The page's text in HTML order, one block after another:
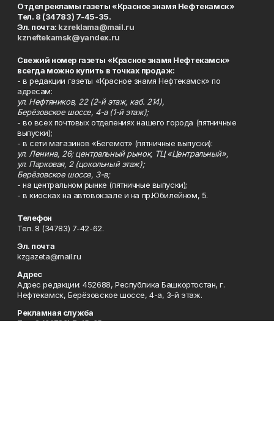
Отдел рекламы газеты «Красное знамя Нефтекамск»
Тел. 8 (34783) 7-45-35.
Эл. почта: kzreklama@mail.ru
kzneftekamsk@yandex.ru
Свежий номер газеты «Красное знамя Нефтекамск»
всегда можно купить в точках продаж:
- в редакции газеты «Красное знамя Нефтекамск» по
адресам:
ул. Нефтяников, 22 (2-й этаж, каб. 214),
Берёзовское шоссе, 4-а (1-й этаж);
- во всех почтовых отделениях нашего города (пятничные
выпуски);
- в сети магазинов «Бегемот» (пятничные выпуски):
ул. Ленина, 26; центральный рынок, ТЦ «Центральный»,
ул. Парковая, 2 (цокольный этаж);
Берёзовское шоссе, 3-в;
- на центральном рынке (пятничные выпуски);
- в киосках на автовокзале и на пр.Юбилейном, 5.
Телефон
Тел. 8 (34783) 7-42-62.
Эл. почта
kzgazeta@mail.ru
Адрес
Адрес редакции: 452688, Республика Башкортостан, г.
Нефтекамск, Берёзовское шоссе, 4-а, 3-й этаж.
Рекламная служба
Тел. 8 (34783) 7-45-35.